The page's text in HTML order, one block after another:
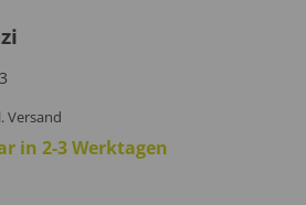
Versand
in 2-3 Werktagen